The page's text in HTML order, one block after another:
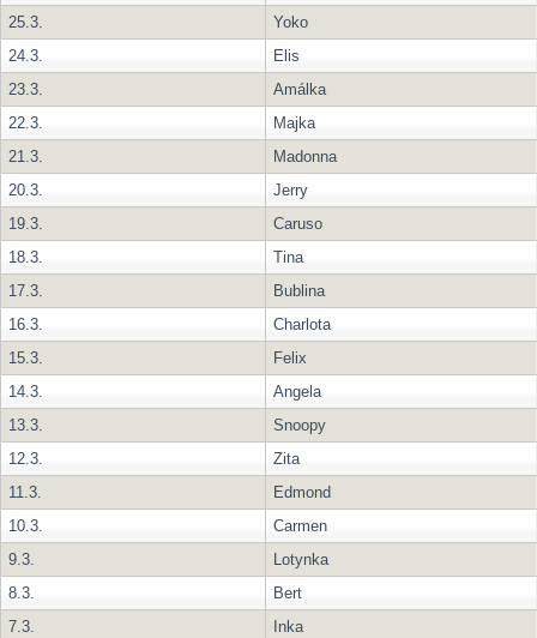
25.3.
Yoko
24.3.
Elis
23.3.
Amálka
22.3.
Majka
21.3.
Madonna
20.3.
Jerry
19.3.
Caruso
18.3.
Tina
17.3.
Bublina
16.3.
Charlota
15.3.
Felix
14.3.
Angela
13.3.
Snoopy
12.3.
Zita
11.3.
Edmond
10.3.
Carmen
9.3.
Lotynka
8.3.
Bert
7.3.
Inka